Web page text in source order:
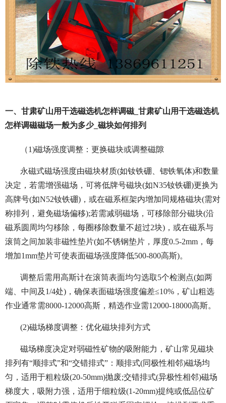
一、甘肃矿山用干选磁选机怎样调磁_甘肃矿山用干选磁选机
怎样调磁磁场一般为多少_磁块如何排列
（1)磁场强度调整：更换磁块或调整磁隙
永磁式磁场强度由磁块材质(如钕铁硼、锶铁氧体)和数量
决定，若需增强磁场，可将低牌号磁块(如N35钕铁硼)更换为
高牌号(如N52钕铁硼)，或在磁系框架内增加同规格磁块(需对
称排列，避免磁场偏移);若需减弱磁场，可移除部分磁块(沿
磁系圆周均匀移除，每圈移除数量不超过2块)，或在磁系与
滚筒之间加装非磁性垫片(如不锈钢垫片，厚度0.5-2mm，每
增加1mm垫片可使表面磁场强度降低500-800高斯)。
调整后需用高斯计在滚筒表面均匀选取5个检测点(如两
端、中间及1/4处)，确保表面磁场强度偏差≤10%，矿山粗选
作业通常需8000-12000高斯，精选作业需12000-18000高斯。
(2)磁场梯度调整：优化磁块排列方式
磁场梯度决定对弱磁性矿物的吸附能力，矿山常见磁块
排列有“顺排式”和“交错排式”：顺排式(同极性相邻)磁场均
匀，适用于粗粒级(20-50mm)抛废;交错排式(异极性相邻)磁场
梯度大，吸附力强，适用于细粒级(1-20mm)提纯或低品位矿